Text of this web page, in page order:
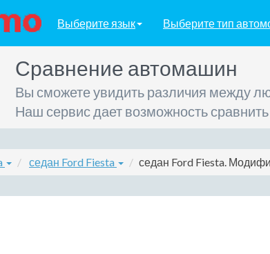
Выберите язык Выберите тип
Сравнение автомашин
Вы сможете увидить различия между
Наш сервис дает возможность
седан Ford Fiesta седан Ford Fiesta.